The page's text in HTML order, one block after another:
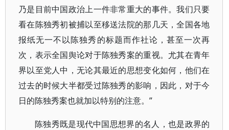
乃是目前中国政治上一件非常重大的事件。我们只要
看在陈独秀初被捕以至移送法院的那几天，全国各地
报纸无一不以陈独秀的标题而作社论，甚至一次再
次，表示全国舆论对于陈独秀案的重视。尤其在青年
界以至党人中，无论其最近的思想变化如何，他们在
过去的时候大半都受过陈独秀的影响，因此，对于今
日的陈独秀案也就加以特别的注意。”
陈独秀既是现代中国思想界的名人，也是政界的